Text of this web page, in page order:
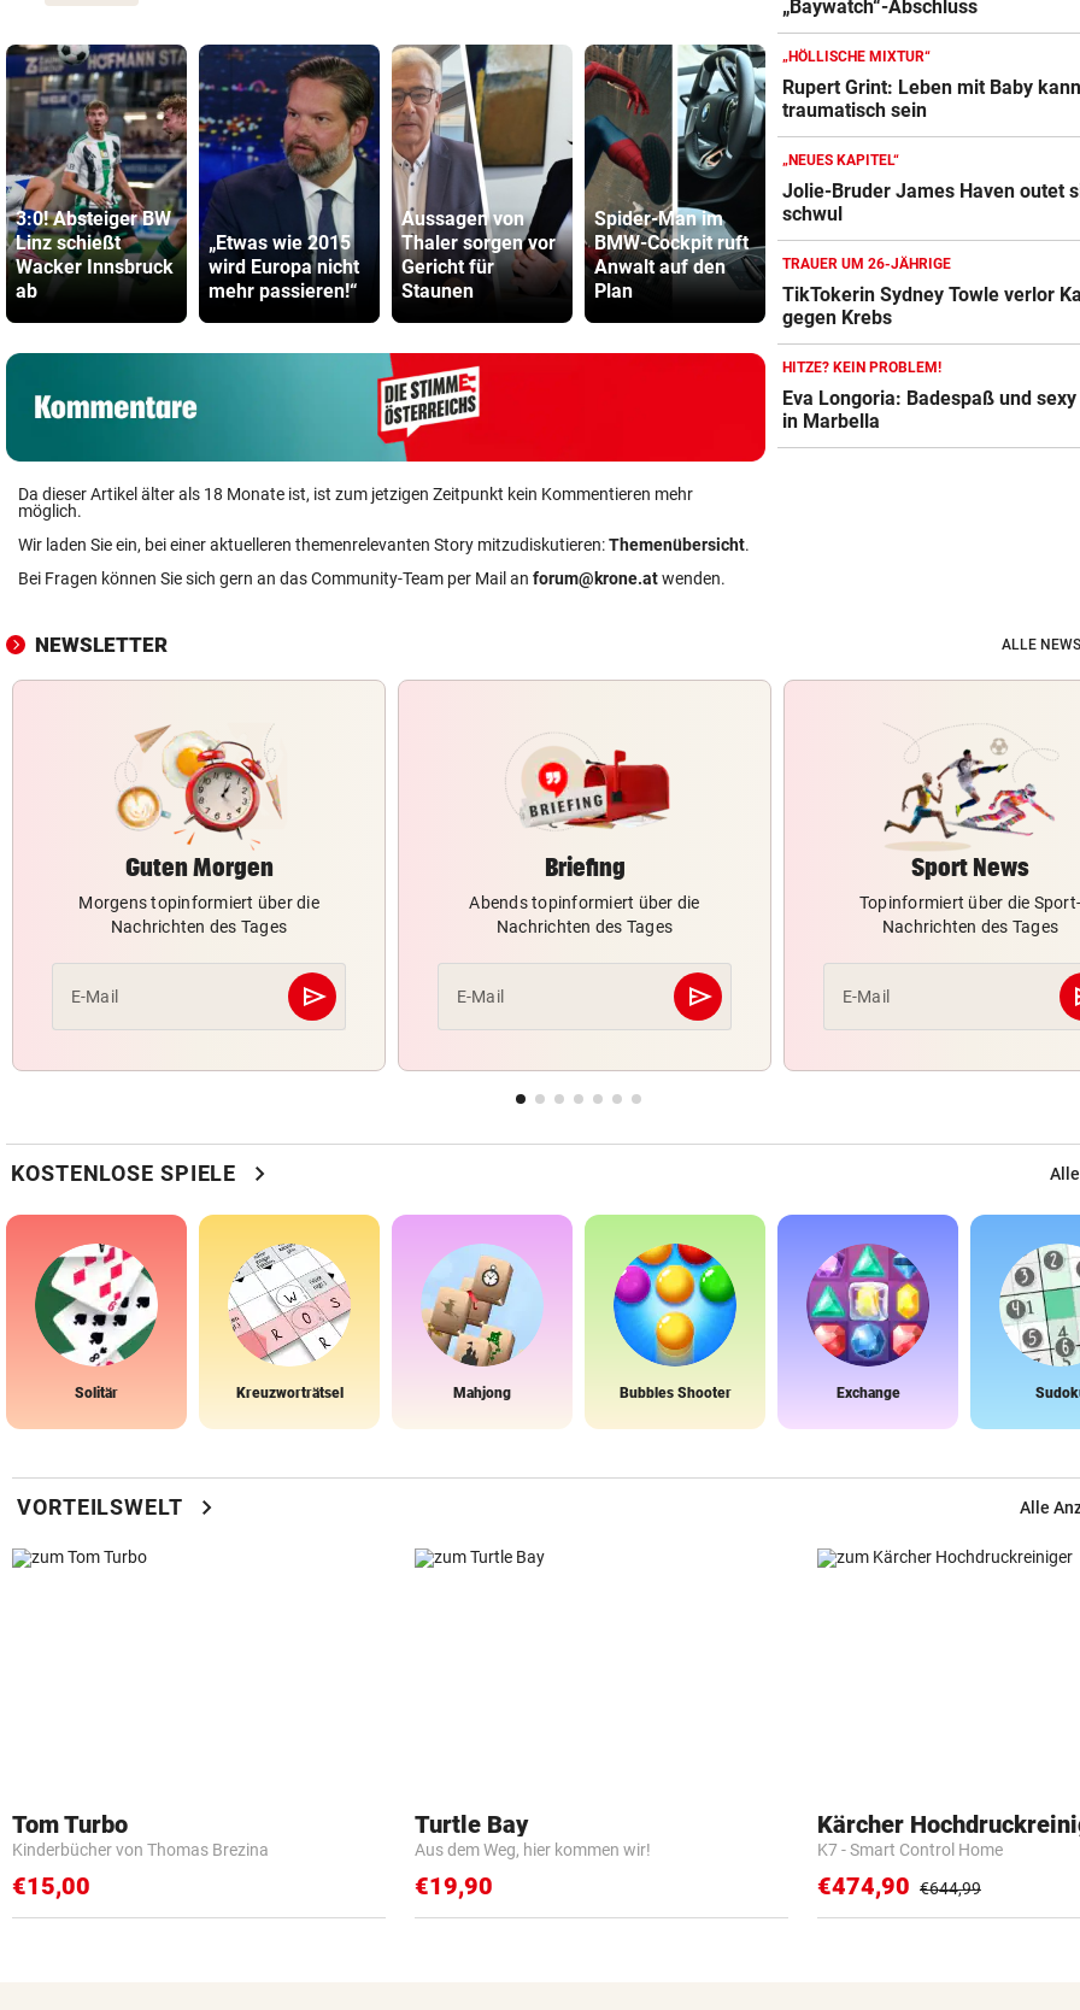
3:0! Absteiger BW
Linz schießt
Wacker Innsbruck
ab
„Etwas wie 2015
wird Europa nicht
mehr passieren!“
Aussagen von
Thaler sorgen vor
Gericht für
Staunen
Spider-Man im
BMW-Cockpit ruft
Anwalt auf den
Plan
Der Tag danach:
„Es sieht aus wie
am Schlachtfeld“
Sager
gegen
Da dieser Artikel älter als 18 Monate ist, ist zum jetzigen Zeitpunkt kein Kommentieren mehr
möglich.
Wir laden Sie ein, bei einer aktuelleren themenrelevanten Story mitzudiskutieren:Themenübersicht.
Bei Fragen können Sie sich gern an das Community-Team per Mail an forum@krone.atwenden.
gewährt private Einblicke
„IHR SEID DER HAMMER!“
Feuerwehr befreite Kalb aus
misslicher Lage
„Baywatch“-Abschluss
„HÖLLISCHE MIXTUR“
Rupert Grint: Leben mit Baby kann
traumatisch sein
„NEUES KAPITEL“
Jolie-Bruder James Haven outet
schwul
TRAUER UM 26-JÄHRIGE
TikTokerin Sydney Towle verlor
gegen Krebs
HITZE? KEIN PROBLEM!
Eva Longoria: Badespaß und
in Marbella
NEWSLETTER ALLE
Guten Morgen
Morgens topinformiert über die
Nachrichten des Tages
E-Mail send
Abschicken
Briefing
Abends topinformiert über die
Nachrichten des Tages
E-Mail send
Abschicken
Sport News
Topinformiert über die Sport-
Nachrichten des Tages
E-Mail
KOSTENLOSE SPIELE chevron_right
Solitär Kreuzworträtsel Mahjong Bubbles Shooter Exchange
VORTEILSWELT chevron_right Alle
Tom Turbo
Kinderbücher von Thomas Brezina
€15,00
Turtle Bay
Aus dem Weg, hier kommen wir!
€19,90
Kärcher
K7 - Smart Control Home
€474,90 €644,99